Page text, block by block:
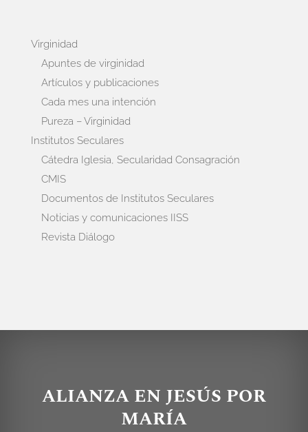
Virginidad
Apuntes de virginidad
Artículos y publicaciones
Cada mes una intención
Pureza – Virginidad
Institutos Seculares
Cátedra Iglesia, Secularidad Consagración
CMIS
Documentos de Institutos Seculares
Noticias y comunicaciones IISS
Revista Diálogo
ALIANZA EN JESÚS POR
MARÍA